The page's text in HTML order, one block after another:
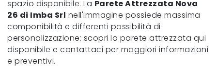
spazio disponibile. La Parete Attrezzata Nova
26 di Imba Srl nell'immagine possiede massima
componibilità e differenti possibilità di
personalizzazione: scopri la parete attrezzata qui
disponibile e contattaci per maggiori informazioni
e preventivi.